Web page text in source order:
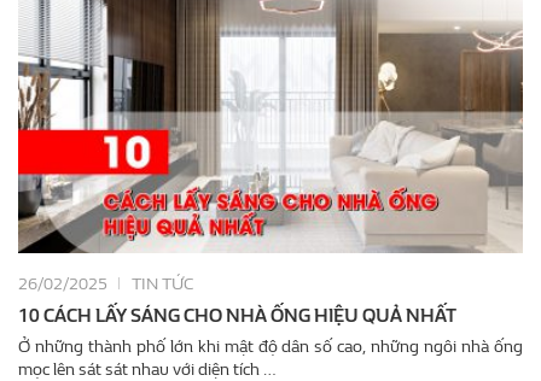
26/02/2025 TIN TỨC
10 CÁCH LẤY SÁNG CHO NHÀ ỐNG HIỆU QUẢ NHẤT
Ở những thành phố lớn khi mật độ dân số cao, những ngôi nhà ống
mọc lên sát sát nhau với diện tích …